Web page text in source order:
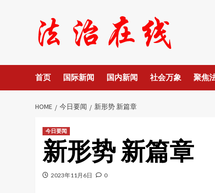
首页 国际新闻 国内新闻 社会万象 聚焦
HOME 今日要闻 新形势 新篇章
今日要闻
新形势 新篇章
2023年11月6日 0